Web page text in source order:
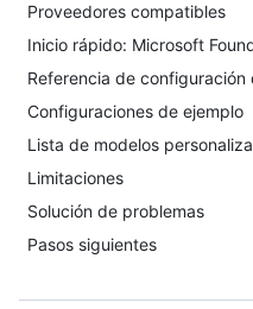
Proveedores compatibles
Inicio rápido: Microsoft
Referencia de
Configuraciones de ejemplo
Lista de modelos
Limitaciones
Solución de problemas
Pasos siguientes